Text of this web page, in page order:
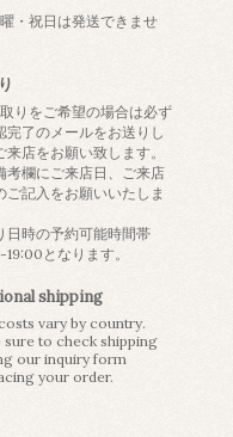
・祝日は発送できませ
りをご希望の場合は必ず
完了のメールをお送りし
来店をお願い致します。
考欄にご来店日、ご来店
ご記入をお願いいたしま
日時の予約可能時間帯
となります。
shipping
vary by country.
sure to check shipping
our inquiry form
your order.